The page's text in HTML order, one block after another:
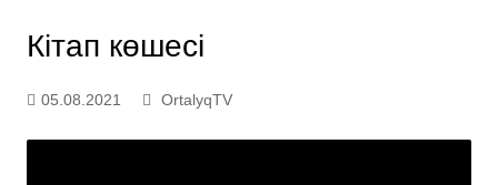
Кітап көшесі
05.08.2021 OrtalyqTV